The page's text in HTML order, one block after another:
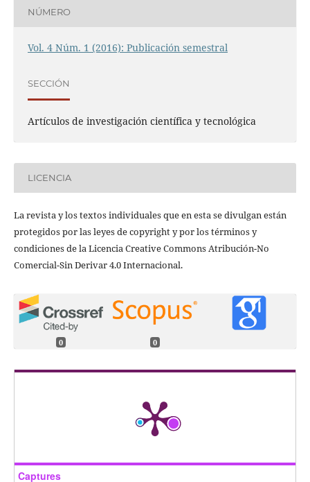
NÚMERO
Vol. 4 Núm. 1 (2016): Publicación semestral
SECCIÓN
Artículos de investigación científica y tecnológica
LICENCIA
La revista y los textos individuales que en esta se divulgan están
protegidos por las leyes de copyright y por los términos y
condiciones de la Licencia Creative Commons Atribución-No
Comercial-Sin Derivar 4.0 Internacional.
0 0
Captures